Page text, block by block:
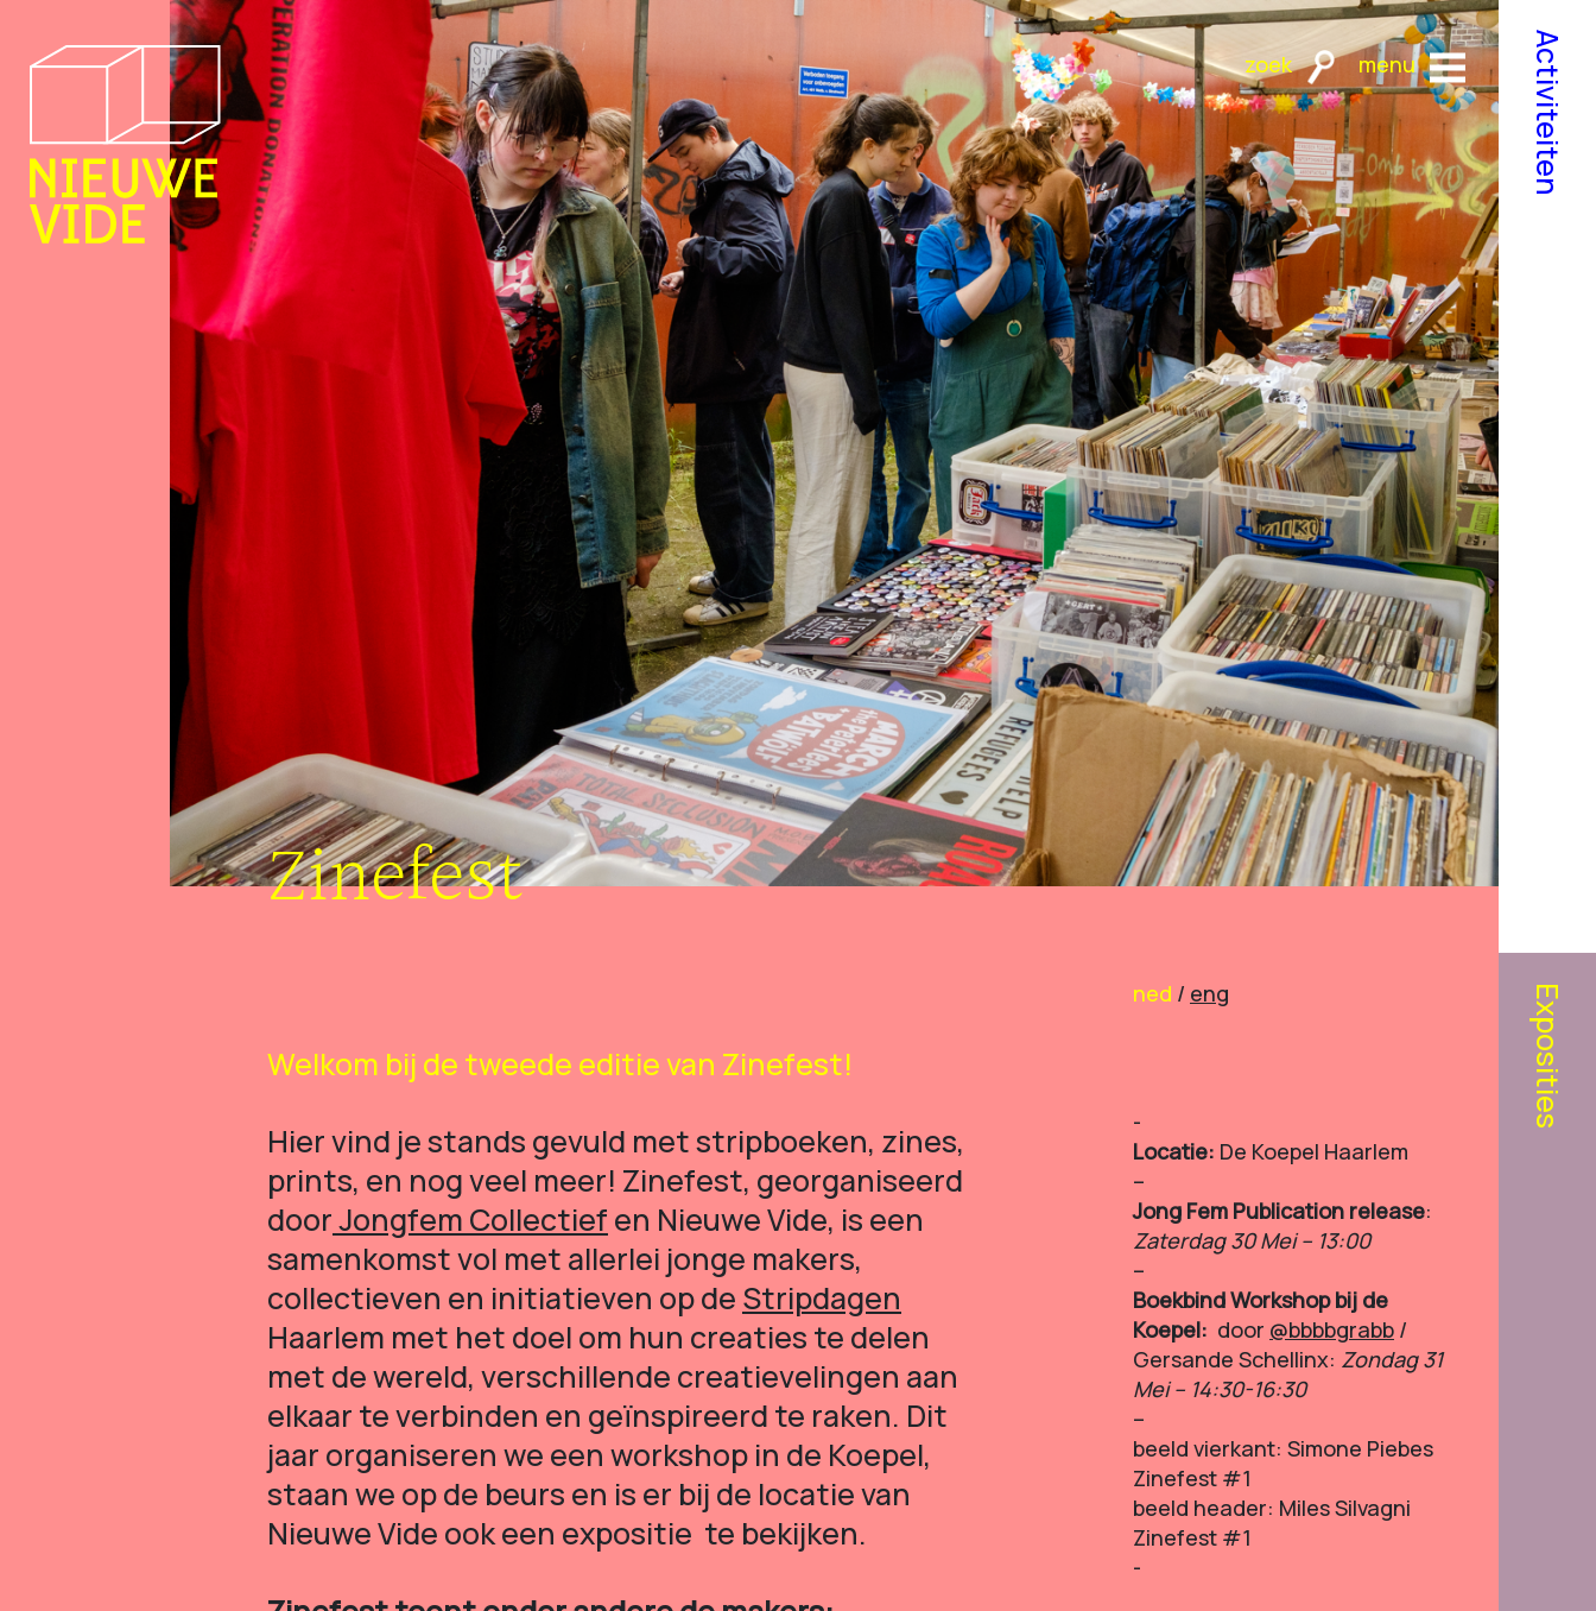
Zinefest
ned / eng
Welkom bij de tweede editie van Zinefest!
Hier vind je stands gevuld met stripboeken, zines,
prints, en nog veel meer! Zinefest, georganiseerd
doorJongfem Collectief en Nieuwe Vide, is een
samenkomst vol met allerlei jonge makers,
collectieven en initiatieven op de Stripdagen
Haarlem met het doel om hun creaties te delen
met de wereld, verschillende creatievelingen aan
elkaar te verbinden en geïnspireerd te raken. Dit
jaar organiseren we een workshop in de Koepel,
staan we op de beurs en is er bij de locatie van
Nieuwe Vide ook een expositie te bekijken.
Locatie: De Koepel Haarlem
–
Jong Fem Publication release:
Zaterdag 30 Mei – 13:00
–
Boekbind Workshop bij de
Koepel: door @bbbbgrabb /
Gersande Schellinx: Zondag 31
Mei – 14:30-16:30
–
beeld vierkant: Simone Piebes
Zinefest #1
beeld header: Miles Silvagni
Zinefest #1
Activiteiten
Exposities